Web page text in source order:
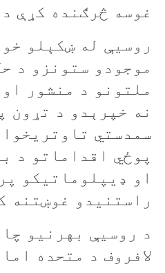
غوسه څرګنده کړې
روسیې له ښکېلو
موجودو ستونزو د
ملتونو د منشور
نه خپرېدو د تړون
سمدستي
پوځي اقداماتو د
او ډیپلوماتیکو
راستنیدو غوښتنه
د روسیې بهرنیو
لافروف د متحده